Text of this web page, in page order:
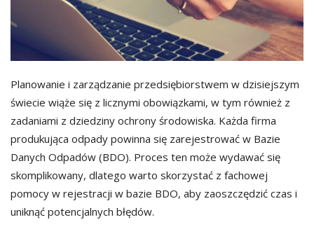
Planowanie i zarządzanie przedsiębiorstwem w dzisiejszym
świecie wiąże się z licznymi obowiązkami, w tym również z
zadaniami z dziedziny ochrony środowiska. Każda firma
produkująca odpady powinna się zarejestrować w Bazie
Danych Odpadów (BDO). Proces ten może wydawać się
skomplikowany, dlatego warto skorzystać z fachowej
pomocy w rejestracji w bazie BDO, aby zaoszczędzić czas i
uniknąć potencjalnych błędów.